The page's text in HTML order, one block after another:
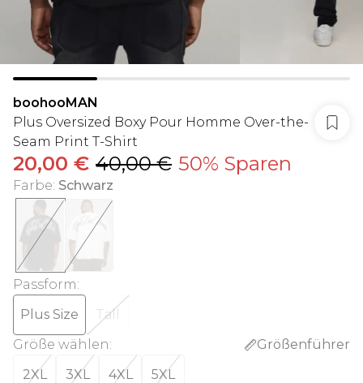
boohooMAN
Plus Oversized Boxy Pour Homme Over-the-
Seam Print T-Shirt
20,00 € 40,00 € 50% Sparen
Farbe: Schwarz
Passform:
Plus Size
Tall
Größe wählen:
Größenführer
2XL
3XL 4XL 5XL